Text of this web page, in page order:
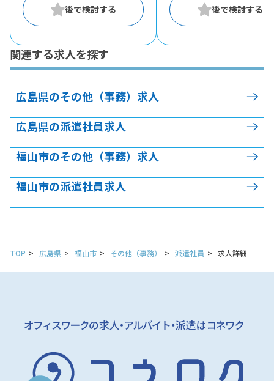
関連する求人を探す
広島県のその他（事務）求人
広島県の派遣社員求人
福山市のその他（事務）求人
福山市の派遣社員求人
TOP 広島県 福山市 その他（事務） 派遣社員 求人詳細